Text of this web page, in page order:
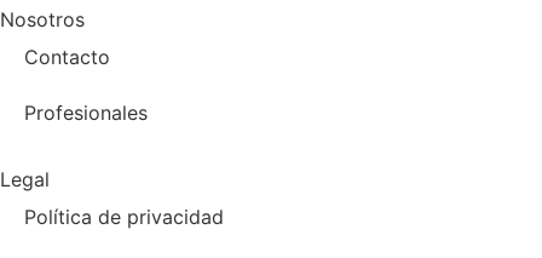
Nosotros
Contacto
Profesionales
Legal
Política de privacidad